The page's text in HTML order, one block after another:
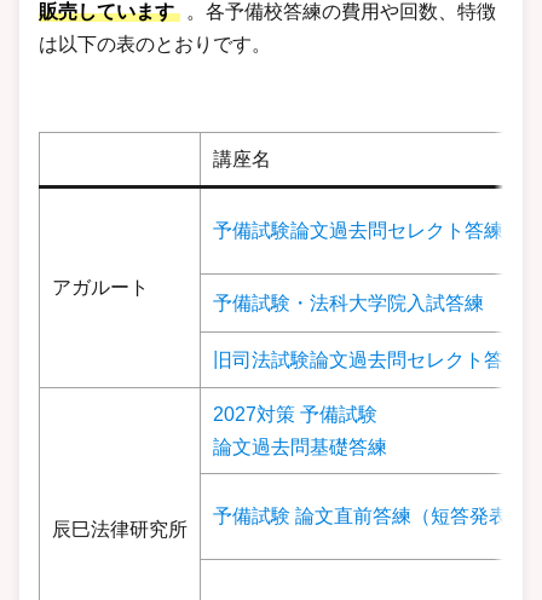
販売しています
。各予備校答練の費用や回数、特徴
は以下の表のとおりです。
講座名
アガルート
予備試験論文過去問セレクト答練
予備試験・法科大学院入試答練
旧司法試験論文過去問セレクト答練
辰巳法律研究所
2027対策 予備試験
論文過去問基礎答練
予備試験 論文直前答練（短答発表前